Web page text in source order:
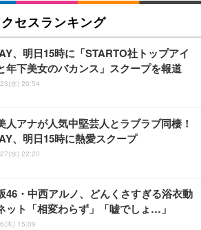
セスランキング
、明日15時に「STARTO社トップアイ
年下美女のバカンス」スクープを報道
水) 20:54
人アナが人気中堅芸人とラブラブ同棲！
、明日15時に熱愛スクープ
水) 22:20
46・中西アルノ、どんくさすぎる浴衣動
ット「相変わらず」「嘘でしょ…」
木) 15:09